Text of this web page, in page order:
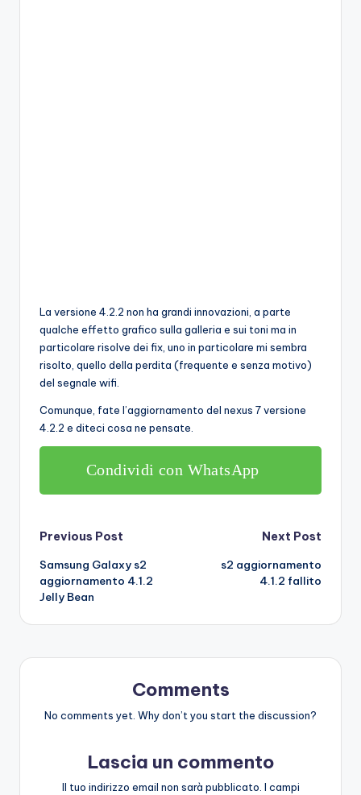
La versione 4.2.2 non ha grandi innovazioni, a parte
qualche effetto grafico sulla galleria e sui toni ma in
particolare risolve dei fix, uno in particolare mi sembra
risolto, quello della perdita (frequente e senza motivo)
del segnale wifi.
Comunque, fate l’aggiornamento del nexus 7 versione
4.2.2 e diteci cosa ne pensate.
Condividi con WhatsApp
Post
navigation
Previous Post
Samsung Galaxy s2
aggiornamento 4.1.2
Jelly Bean
Next Post
s2 aggiornamento
4.1.2 fallito
Comments
No comments yet. Why don’t you start the discussion?
Lascia un commento
Il tuo indirizzo email non sarà pubblicato. I campi